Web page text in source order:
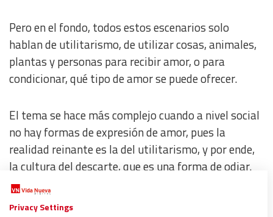
Pero en el fondo, todos estos escenarios solo
hablan de utilitarismo, de utilizar cosas, animales,
plantas y personas para recibir amor, o para
condicionar, qué tipo de amor se puede ofrecer.
El tema se hace más complejo cuando a nivel social
no hay formas de expresión de amor, pues la
realidad reinante es la del utilitarismo, y por ende,
la cultura del descarte, que es una forma de odiar.
Privacy Settings